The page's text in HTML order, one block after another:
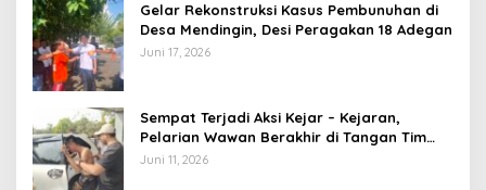
Gelar Rekonstruksi Kasus Pembunuhan di
Desa Mendingin, Desi Peragakan 18 Adegan
Juni 17, 2026
Sempat Terjadi Aksi Kejar – Kejaran,
Pelarian Wawan Berakhir di Tangan Tim
Opsnal Polsek Lubuk Batang, Kaki
Juni 11, 2026